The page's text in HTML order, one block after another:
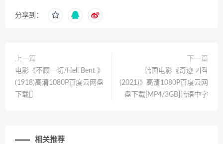
分享到：
上一篇
电影《不顾一切/Hell Bent 》
(1918)高清1080P百度云网盘
下载[]
下一篇
韩国电影《奇迹 기적
(2021)》高清1080P百度云网
盘下载[MP4/3GB]韩语中字
相关推荐